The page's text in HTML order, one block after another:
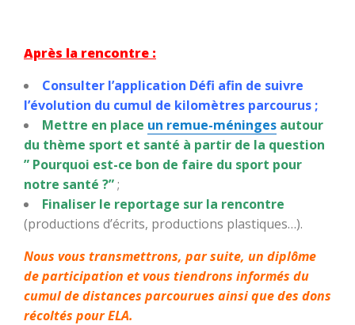
Après la rencontre :
Consulter l’application Défi afin de suivre
l’évolution du cumul de kilomètres parcourus ;
Mettre en place un remue-méninges autour
du thème sport et santé à partir de la question
” Pourquoi est-ce bon de faire du sport pour
notre santé ?”;
Finaliser le reportage sur la rencontre
(productions d’écrits, productions plastiques…).
Nous vous transmettrons, par suite, un diplôme
de participation et vous tiendrons informés du
cumul de distances parcourues ainsi que des dons
récoltés pour ELA.